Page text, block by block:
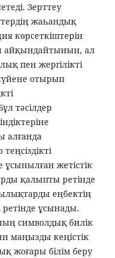
Зерттеу
жаһандық
көрсеткіштерін
айқындайтынын, ал
пен жергілікті
отырып
тәсілдер
алғанда
ұсынылған жетістік
қалыпты ретінде
еңбектің
ұсынады.
символдық билік
маңызды кеңістік
жоғары білім беру